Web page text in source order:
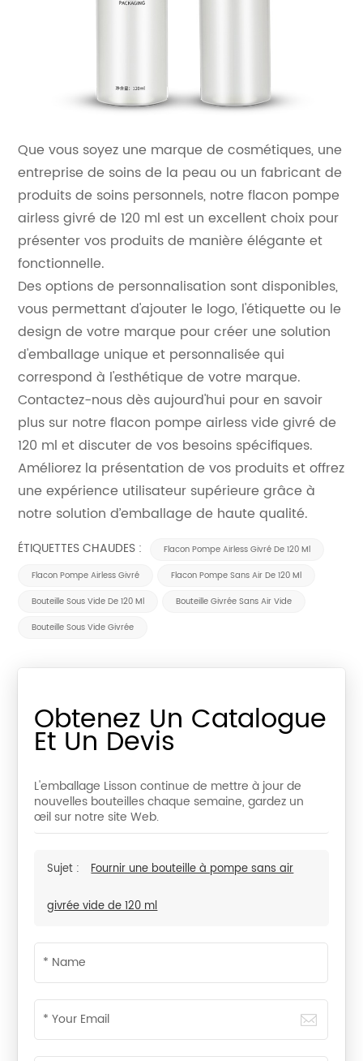
Que vous soyez une marque de cosmétiques, une
entreprise de soins de la peau ou un fabricant de
produits de soins personnels, notre flacon pompe
airless givré de 120 ml est un excellent choix pour
présenter vos produits de manière élégante et
fonctionnelle.
Des options de personnalisation sont disponibles,
vous permettant d'ajouter le logo, l'étiquette ou le
design de votre marque pour créer une solution
d'emballage unique et personnalisée qui
correspond à l'esthétique de votre marque.
Contactez-nous dès aujourd'hui pour en savoir
plus sur notre flacon pompe airless vide givré de
120 ml et discuter de vos besoins spécifiques.
Améliorez la présentation de vos produits et offrez
une expérience utilisateur supérieure grâce à
notre solution d’emballage de haute qualité.
ÉTIQUETTES CHAUDES :
Flacon Pompe Airless Givré De 120 Ml
Flacon Pompe Airless Givré
Flacon Pompe Sans Air De 120 Ml
Bouteille Sous Vide De 120 Ml
Bouteille Givrée Sans Air Vide
Bouteille Sous Vide Givrée
Obtenez Un Catalogue
Et Un Devis
L'emballage Lisson continue de mettre à jour de
nouvelles bouteilles chaque semaine, gardez un
œil sur notre site Web.
Sujet : Fournir une bouteille à pompe sans air
givrée vide de 120 ml